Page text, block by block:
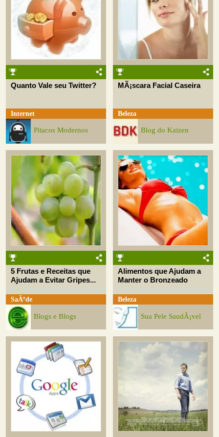
Quanto Vale seu Twitter?
Internet
Pitacos Modernos
MÃ¡scara Facial Caseira
Beleza
Blog do Kaizen
5 Frutas e Receitas que
Ajudam a Evitar Gripes...
SaÃºde
Blogs e Blogs
Alimentos que Ajudam a
Manter o Bronzeado
Beleza
Sua Pele SaudÃ¡vel